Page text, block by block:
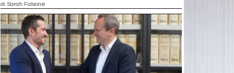
di Sarah Falsone